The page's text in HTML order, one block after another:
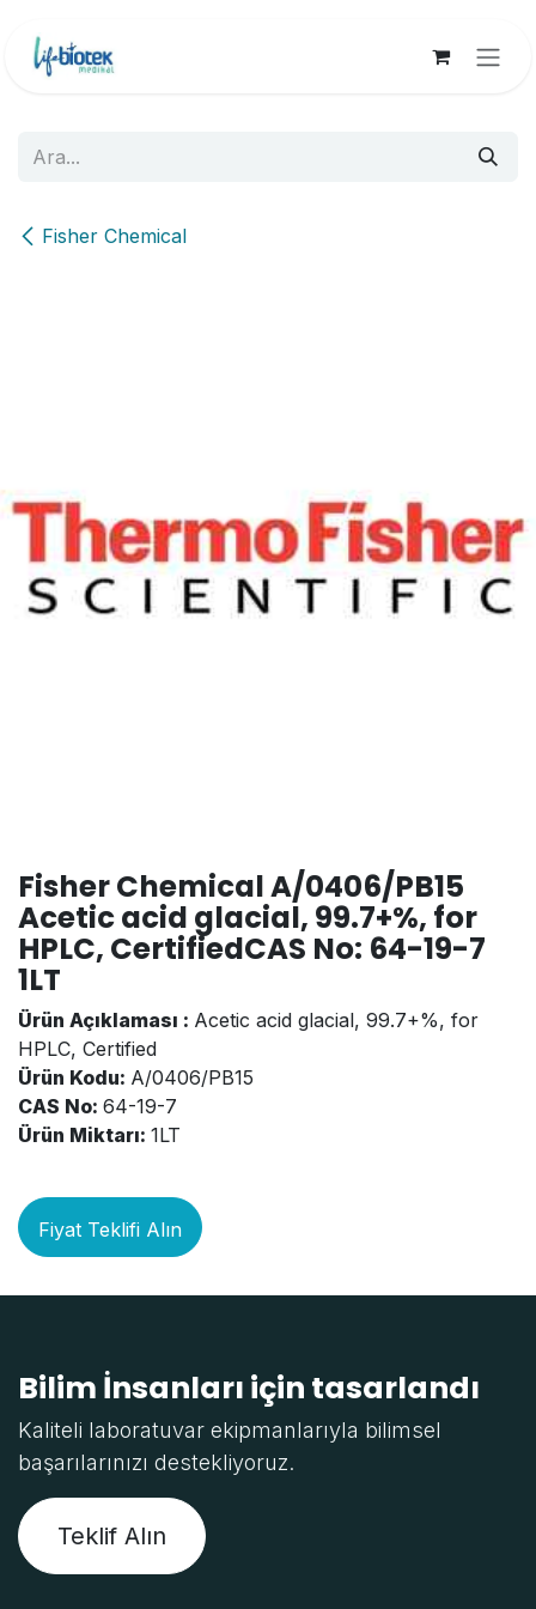
Fisher Chemical
Fisher Chemical A/0406/PB15
Acetic acid glacial, 99.7+%, for
HPLC, CertifiedCAS No: 64-19-7
1LT
Ürün Açıklaması : Acetic acid glacial, 99.7+%, for
HPLC, Certified
Ürün Kodu: A/0406/PB15
CAS No: 64-19-7
Ürün Miktarı: 1LT
Fiyat Teklifi Alın
Bilim İnsanları için tasarlandı
Kaliteli laboratuvar ekipmanlarıyla bilimsel
başarılarınızı destekliyoruz.
Teklif Alın